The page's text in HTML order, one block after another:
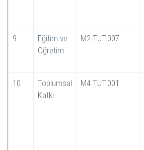
9
Eğitim ve
Öğretim
M2.TUT.007
10
Toplumsal
Katkı
M4.TUT.001